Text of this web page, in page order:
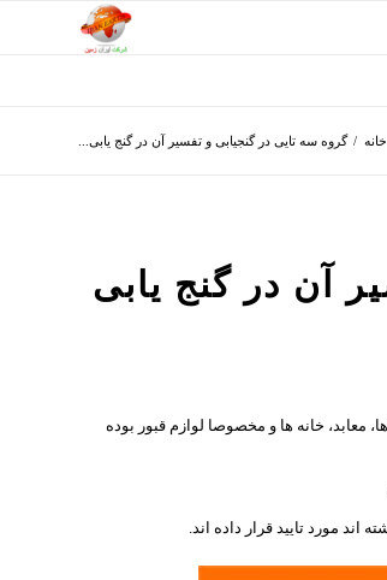
خانه / گروه سه تايی در گنجیابی و تفسیر آن در گنج یابی...
آن در گنج یابی
معابد، خانه ها و مخصوصا لوازم قبور بوده
مورد تایید قرار داده اند.